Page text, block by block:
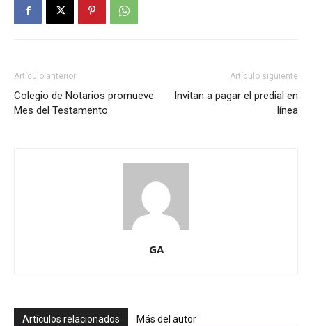
Artículo anterior
Colegio de Notarios promueve
Mes del Testamento
Artículo siguiente
Invitan a pagar el predial en
línea
GA
Artículos relacionados Más del autor